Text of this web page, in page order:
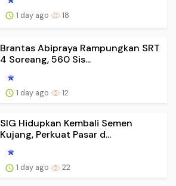
1 day ago 18
Brantas Abipraya Rampungkan SRT
4 Soreang, 560 Sis...
1 day ago 12
SIG Hidupkan Kembali Semen
Kujang, Perkuat Pasar d...
1 day ago 22